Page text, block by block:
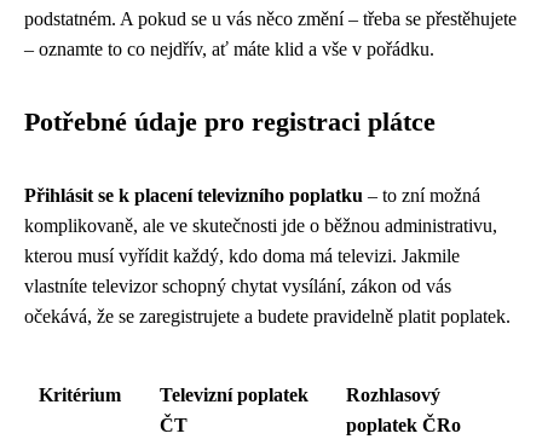
podstatném. A pokud se u vás něco změní – třeba se přestěhujete
– oznamte to co nejdřív, ať máte klid a vše v pořádku.
Potřebné údaje pro registraci plátce
Přihlásit se k placení televizního poplatku – to zní možná
komplikovaně, ale ve skutečnosti jde o běžnou administrativu,
kterou musí vyřídit každý, kdo doma má televizi. Jakmile
vlastníte televizor schopný chytat vysílání, zákon od vás
očekává, že se zaregistrujete a budete pravidelně platit poplatek.
Kritérium
Televizní poplatek
ČT
Rozhlasový
poplatek ČRo